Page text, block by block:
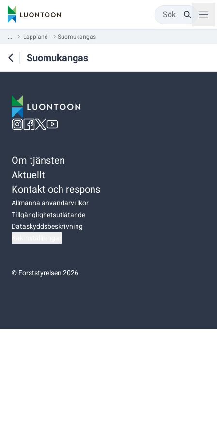
Sök
... Lappland Suomukangas
Suomukangas
Om tjänsten
Aktuellt
Kontakt och respons
Allmänna användarvillkor
Tillgänglighetsutlåtande
Dataskyddsbeskrivning
©Forststyrelsen 2026